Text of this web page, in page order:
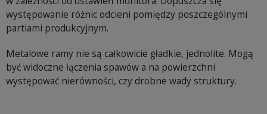
występowanie różnic odcieni pomiędzy poszczególnymi
partiami produkcyjnym.
Metalowe ramy nie są całkowicie gładkie, jednolite. Mogą
być widoczne łączenia spawów a na powierzchni
występować nierówności, czy drobne wady struktury.